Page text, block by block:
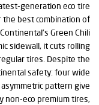
generation eco tire
best combination of
Green Chili
sidewall, it cuts rolling
tires. Despite the
safety: four wide
pattern give
non-eco premium tires,